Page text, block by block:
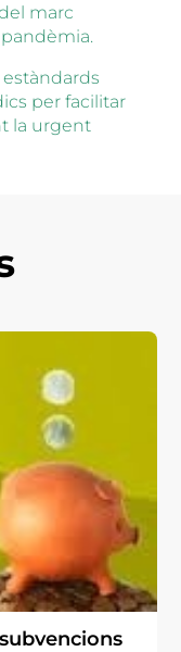
marc
estàndards
per facilitar
la urgent